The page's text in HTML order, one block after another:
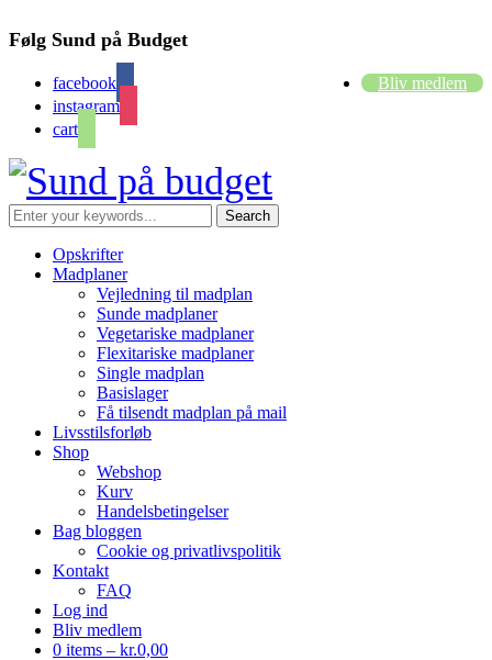
Følg Sund på Budget
facebook
instagram
cart
Bliv medlem
Opskrifter
Madplaner
Vejledning til madplan
Sunde madplaner
Vegetariske madplaner
Flexitariske madplaner
Single madplan
Basislager
Få tilsendt madplan på mail
Livsstilsforløb
Shop
Webshop
Kurv
Handelsbetingelser
Bag bloggen
Cookie og privatlivspolitik
Kontakt
FAQ
Log ind
Bliv medlem
0 items – kr.0,00